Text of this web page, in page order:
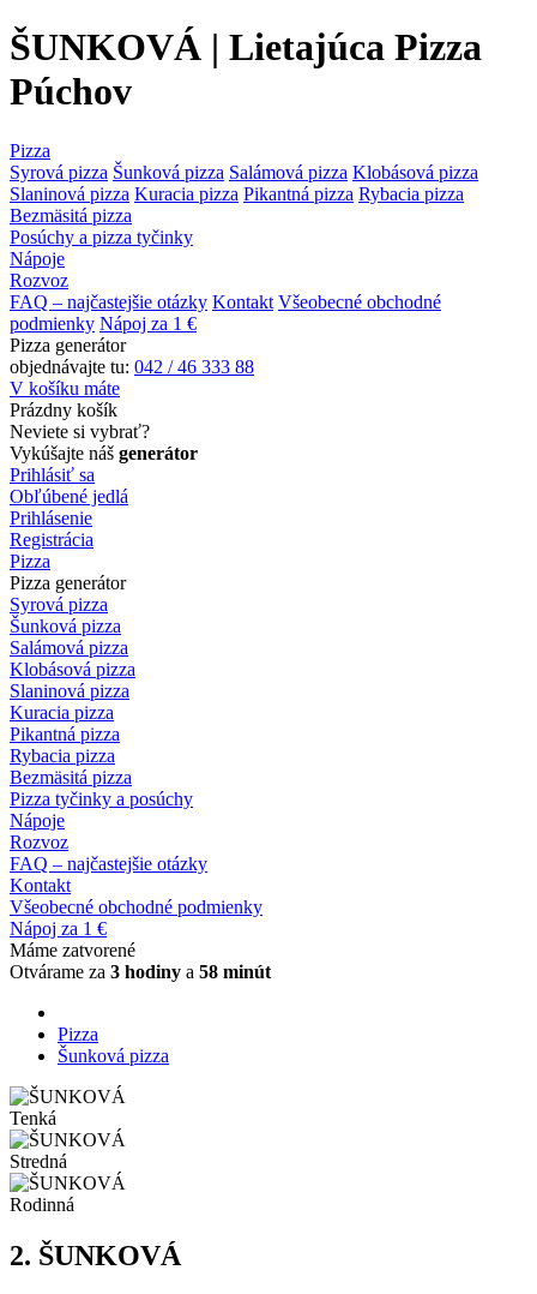
ŠUNKOVÁ | Lietajúca Pizza
Púchov
Pizza
Syrová pizza Šunková pizza Salámová pizza Klobásová pizza
Slaninová pizza Kuracia pizza Pikantná pizza Rybacia pizza
Bezmäsitá pizza
Posúchy a pizza tyčinky
Nápoje
Rozvoz
FAQ – najčastejšie otázky Kontakt Všeobecné obchodné
podmienky Nápoj za 1 €
Pizza generátor
objednávajte tu: 042 / 46 333 88
V košíku máte
Prázdny košík
Neviete si vybrať?
Vykúšajte náš generátor
Prihlásiť sa
Obľúbené jedlá
Prihlásenie
Registrácia
Pizza
Pizza generátor
Syrová pizza
Šunková pizza
Salámová pizza
Klobásová pizza
Slaninová pizza
Kuracia pizza
Pikantná pizza
Rybacia pizza
Bezmäsitá pizza
Pizza tyčinky a posúchy
Nápoje
Rozvoz
FAQ – najčastejšie otázky
Kontakt
Všeobecné obchodné podmienky
Nápoj za 1 €
Máme zatvorené
Otvárame za 3 hodiny a 58 minút
Pizza
Šunková pizza
Tenká
Stredná
Rodinná
2. ŠUNKOVÁ